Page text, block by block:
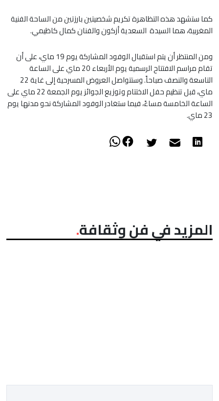
كما ستشهد هذه التظاهرة تكريم شخصيتين بارزتين من الساحة الفنية
المغربية، هما السيدة السعدية أزكون والفنان كمال كاظيمي.
ومن المنتظر أن يتم استقبال الوفود المشاركة يوم 19 ماي، على أن
تقام مراسم الافتتاح الرسمية يوم الأربعاء 20 ماي على الساعة
التاسعة والنصف صباحاً. وستتواصل العروض المسرحية إلى غاية 22
ماي، قبل تنظيم حفل الاختتام وتوزيع الجوائز يوم الجمعة 22 ماي على
الساعة الخامسة مساءً، فيما ستغادر الوفود المشاركة نحو مدنها يوم
23 ماي.
المزيد في فن وثقافة